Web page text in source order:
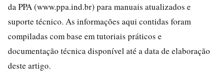
da PPA (www.ppa.ind.br) para manuais atualizados e
suporte técnico. As informações aqui contidas foram
compiladas com base em tutoriais práticos e
documentação técnica disponível até a data de elaboração
deste artigo.